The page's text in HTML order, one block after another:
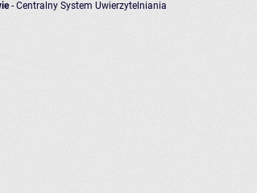
- Centralny System Uwierzytelniania